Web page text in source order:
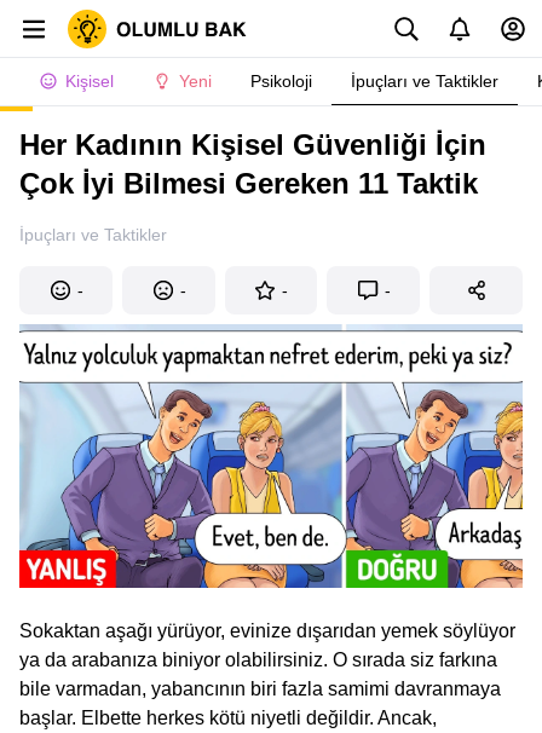
Kişisel Yeni Psikoloji İpuçları ve Taktikler
Her Kadının Kişisel Güvenliği İçin
Çok İyi Bilmesi Gereken 11 Taktik
İpuçları ve Taktikler
- - - -
Sokaktan aşağı yürüyor, evinize dışarıdan yemek söylüyor
ya da arabanıza biniyor olabilirsiniz. O sırada siz farkına
bile varmadan, yabancının biri fazla samimi davranmaya
başlar. Elbette herkes kötü niyetli değildir. Ancak,